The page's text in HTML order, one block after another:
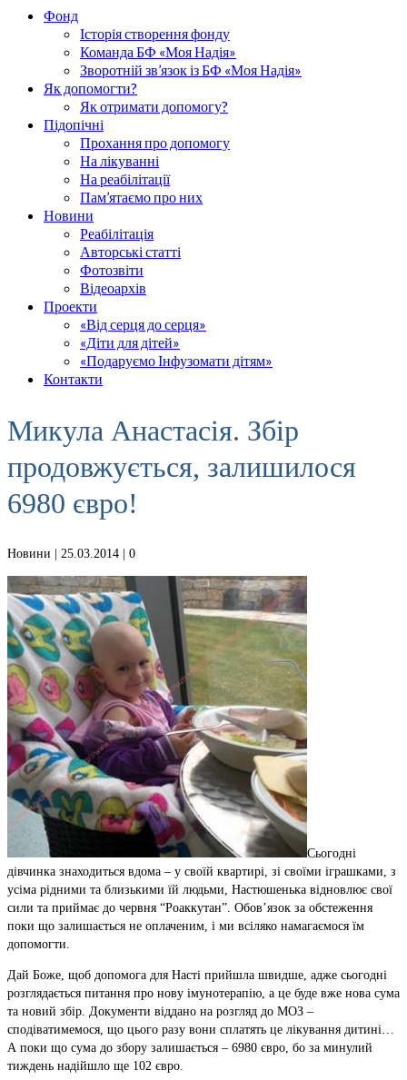
Фонд
Історія створення фонду
Команда БФ «Моя Надія»
Зворотній зв’язок із БФ «Моя Надія»
Як допомогти?
Як отримати допомогу?
Підопічні
Прохання про допомогу
На лікуванні
На реабілітації
Пам’ятаємо про них
Новини
Реабілітація
Авторські статті
Фотозвіти
Відеоархів
Проекти
«Від серця до серця»
«Діти для дітей»
«Подаруємо Інфузомати дітям»
Контакти
Микула Анастасія. Збір
продовжується, залишилося
6980 євро!
Новини | 25.03.2014 | 0
Сьогодні
дівчинка знаходиться вдома – у своїй квартирі, зі своїми іграшками, з
усіма рідними та близькими їй людьми, Настюшенька відновлює свої
сили та приймає до червня “Роаккутан”. Обов’язок за обстеження
поки що залишається не оплаченим, і ми всіляко намагаємося їм
допомогти.
Дай Боже, щоб допомога для Насті прийшла швидше, адже сьогодні
розглядається питання про нову імунотерапію, а це буде вже нова сума
та новий збір. Документи віддано на розгляд до МОЗ –
сподіватимемося, що цього разу вони сплатять це лікування дитині…
А поки що сума до збору залишається – 6980 євро, бо за минулий
тиждень надійшло ще 102 євро.